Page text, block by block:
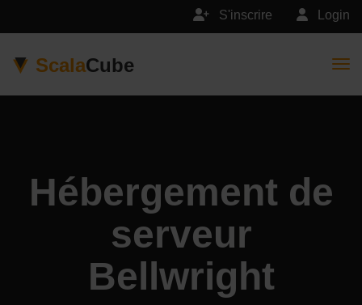
Login
S'inscrire
ScalaCube
Hébergement de
serveur
Bellwright